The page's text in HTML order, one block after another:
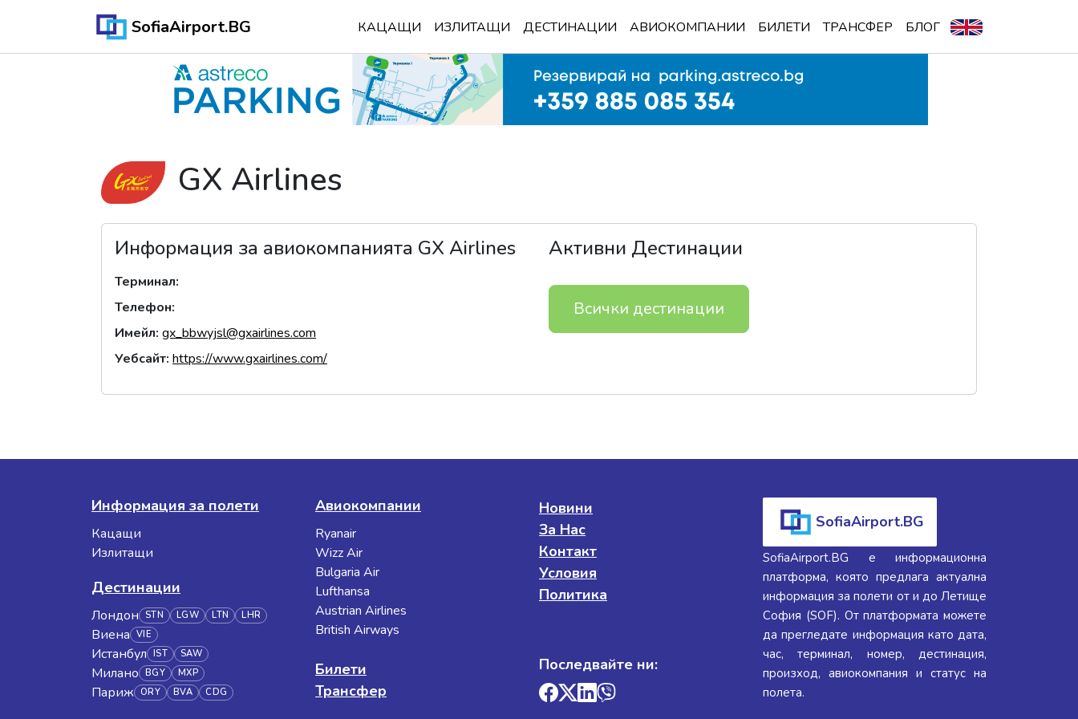
SofiaAirport.BG КАЦАЩИ ИЗЛИТАЩИ ДЕСТИНАЦИИ АВИОКОМПАНИИ БИЛЕТИ ТРАНСФЕР БЛОГ
GX Airlines
Информация за авиокомпанията GX Airlines
Терминал:
Телефон:
Имейл: gx_bbwyjsl@gxairlines.com
Уебсайт: https://www.gxairlines.com/
Активни Дестинации
Всички дестинации
Информация за полети
Кацащи
Излитащи
Дестинации
Лондон STN LGW LTN LHR
Виена VIE
Истанбул IST SAW
Милано BGY MXP
Париж ORY BVA CDG
Авиокомпании
Ryanair
Wizz Air
Bulgaria Air
Lufthansa
Austrian Airlines
British Airways
Билети
Трансфер
Новини
За Нас
Контакт
Условия
Политика
Последвайте ни:
SofiaAirport.BG
SofiaAirport.BG е информационна
платформа, която предлага актуална
информация за полети от и до Летище
София (SOF). От платформата можете
да прегледате информация като дата,
час, терминал, номер, дестинация,
произход, авиокомпания и статус на
полета.